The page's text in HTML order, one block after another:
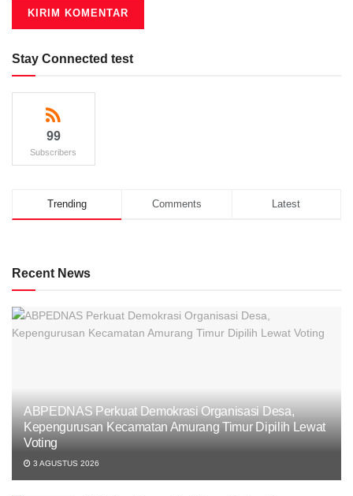
Stay Connected test
99
Subscribers
Trending Comments Latest
Recent News
ABPEDNAS Perkuat Demokrasi Organisasi Desa,
Kepengurusan Kecamatan Amurang Timur Dipilih Lewat
Voting
3 AGUSTUS 2026